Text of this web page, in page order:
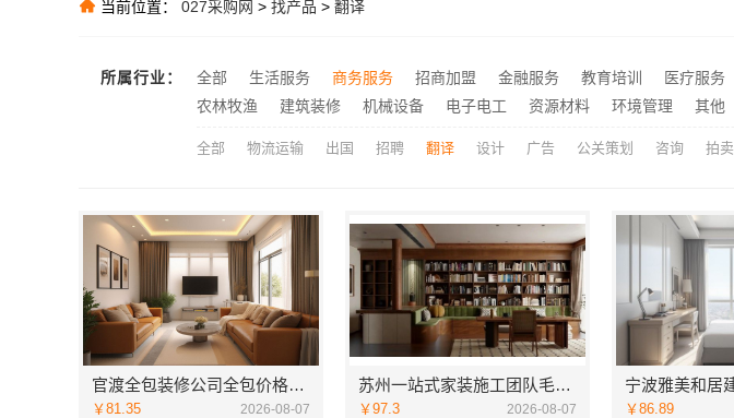
推荐
推荐 屏风隔断装饰工程意式极简案例，江苏东钢金属家居有限公司呈现
推荐 本地快装老房翻新，江汉省事家装口碑保障
当前位置： 027采购网 > 找产品 > 翻译
所属行业： 全部 生活服务 商务服务 招商加盟 金融服务 教育培训 医疗服务
农林牧渔
建筑装修 机械设备 电子电工 资源材料 环境管理 其他
全部 物流运输 出国 招聘 翻译 设计 广告 公关策划 咨询 拍卖
官渡全包装修公司全包价格，云南至高新型建材有限公司闭口合同
￥81.35 2026-08-07
苏州一站式家装施工团队毛坯房认准苏州百年豪庭新材料有限公司
￥97.3 2026-08-07 ￥86.89